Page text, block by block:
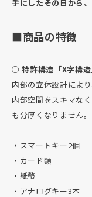
手にしたその日から
■商品の特徴
○ 特許構造「X字構造
内部の立体設計によ
内部空間をスキマな
も分厚くなりません。
・スマートキー2個
・カード類
・紙幣
・アナログキー3本